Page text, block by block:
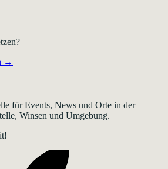
→
für Events, News und Orte in der
Winsen und Umgebung.